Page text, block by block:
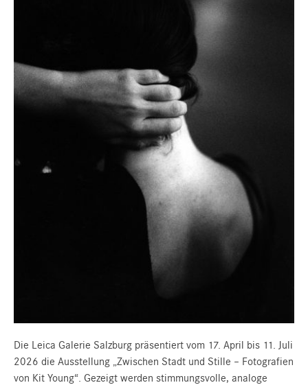
Die Leica Galerie Salzburg präsentiert vom 17. April bis 11. Juli
2026 die Ausstellung „Zwischen Stadt und Stille – Fotografien
von Kit Young“. Gezeigt werden stimmungsvolle, analoge